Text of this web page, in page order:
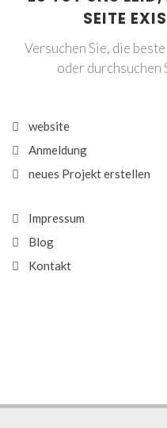
SEITE
Versuchen Sie, die
oder durchsuchen
website
Anmeldung
neues Projekt erstellen
Impressum
Blog
Kontakt